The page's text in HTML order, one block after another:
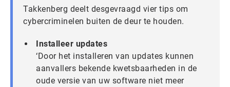
Takkenberg deelt desgevraagd vier tips om
cybercriminelen buiten de deur te houden.
Installeer updates
‘Door het installeren van updates kunnen
aanvallers bekende kwetsbaarheden in de
oude versie van uw software niet meer